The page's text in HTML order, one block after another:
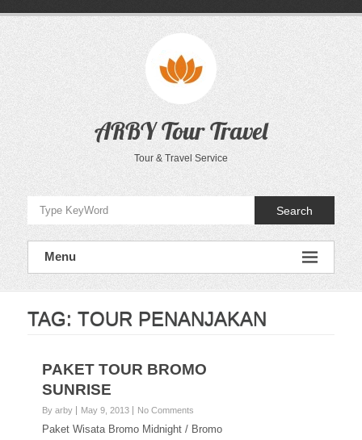
ARBY Tour Travel
Tour & Travel Service
Search
Menu
TAG: TOUR PENANJAKAN
PAKET TOUR BROMO
SUNRISE
By arby May 9, 2013 No Comments
Paket Wisata Bromo Midnight / Bromo